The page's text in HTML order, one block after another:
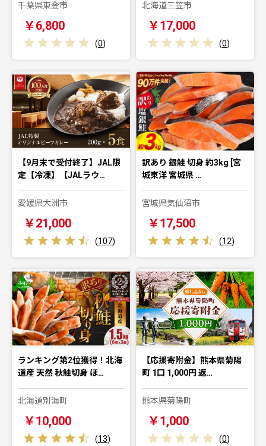
千葉県東金市
￥6,800
(0)
北海道三笠市
￥17,000
(0)
【9月末で受付終了】JAL限
定【冷凍】【JALラウ…
愛媛県大洲市
￥21,000
(107)
訳あり 銀鮭 切身 約3kg [宮
城東洋 宮城県 …
宮城県気仙沼市
￥17,500
(12)
ランキング第2位獲得！北海
道産 天然 秋鮭切身 ほ…
北海道別海町
￥10,000
(13)
【応援寄附金】熊本県菊陽
町 1口 1,000円 返…
熊本県菊陽町
￥1,000
(0)